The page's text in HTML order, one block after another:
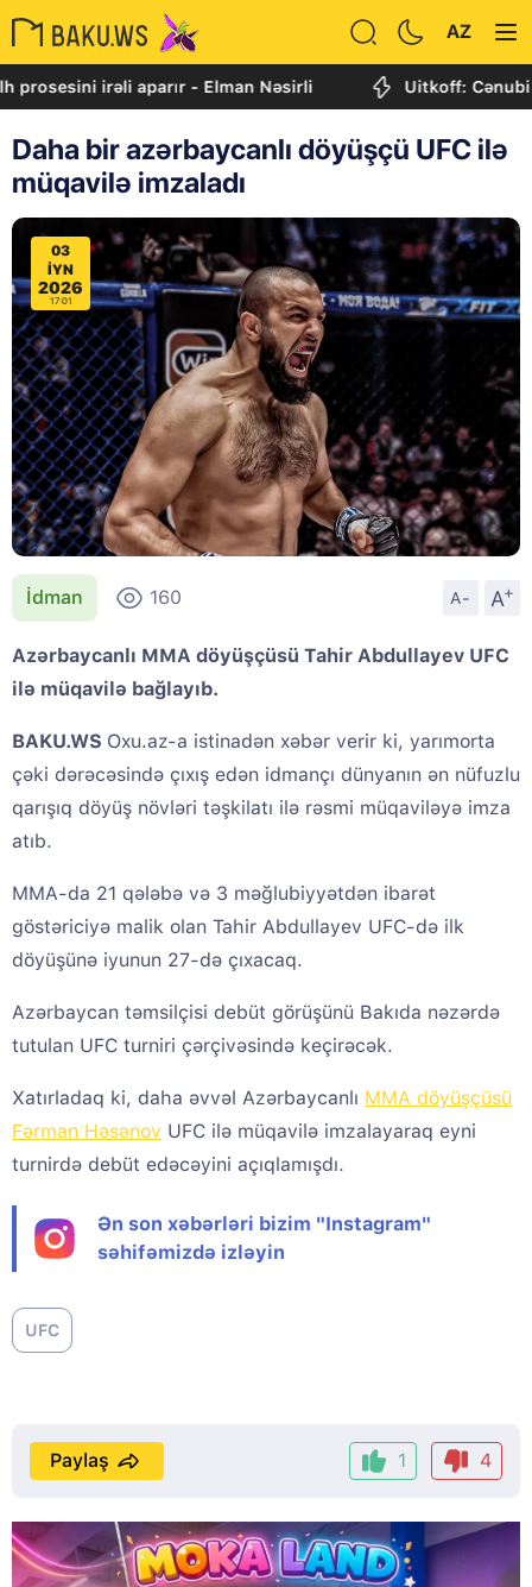
AZ
irəli aparır - Elman Nəsirli Uitkoff: Cənubi
Daha bir azərbaycanlı döyüşçü UFC ilə
müqavilə imzaladı
03
IYN
2026
17:01
İdman 160 A- A
+
Azərbaycanlı MMA döyüşçüsü Tahir Abdullayev UFC
ilə müqavilə bağlayıb.
BAKU.WS Oxu.az-a istinadən xəbər verir ki, yarımorta
çəki dərəcəsində çıxış edən idmançı dünyanın ən nüfuzlu
qarışıq döyüş növləri təşkilatı ilə rəsmi müqaviləyə imza
atıb.
MMA-da 21 qələbə və 3 məğlubiyyətdən ibarət
göstəriciyə malik olan Tahir Abdullayev UFC-də ilk
döyüşünə iyunun 27-də çıxacaq.
Azərbaycan təmsilçisi debüt görüşünü Bakıda nəzərdə
tutulan UFC turniri çərçivəsində keçirəcək.
Xatırladaq ki, daha əvvəl Azərbaycanlı MMA döyüşçüsü
Fərman Həsənov UFC ilə müqavilə imzalayaraq eyni
turnirdə debüt edəcəyini açıqlamışdı.
Ən son xəbərləri bizim "Instagram"
səhifəmizdə izləyin
UFC
1 4
Paylaş